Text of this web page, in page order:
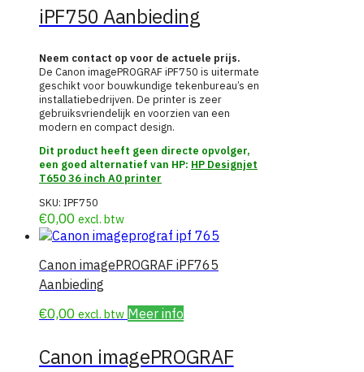
iPF750 Aanbieding
Neem contact op voor de actuele prijs.
De Canon imagePROGRAF iPF750 is uitermate
geschikt voor bouwkundige tekenbureau’s en
installatiebedrijven. De printer is zeer
gebruiksvriendelijk en voorzien van een
modern en compact design.
Dit product heeft geen directe opvolger,
een goed alternatief van HP: HP Designjet
T650 36 inch A0 printer
SKU: IPF750
€0,00 excl. btw
Canon imagePROGRAF iPF765
Aanbieding
€0,00 excl. btw Meer info
Canon imagePROGRAF